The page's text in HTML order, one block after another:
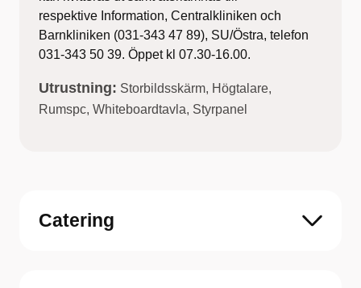
respektive Information, Centralkliniken och
Barnkliniken (031-343 47 89), SU/Östra, telefon
031-343 50 39. Öppet kl 07.30-16.00.
Utrustning: Storbildsskärm, Högtalare,
Rumspc, Whiteboardtavla, Styrpanel
Catering